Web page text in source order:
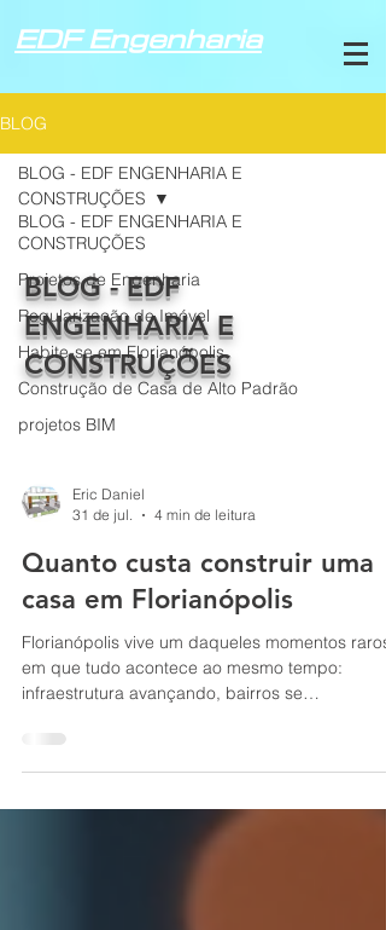
EDF Engenharia
BLOG
BLOG - EDF ENGENHARIA E
CONSTRUÇÕES
Projetos de Engenharia
Regularização de Imóvel
Habite-se em Florianópolis
Construção de Casa de Alto Padrão
projetos BIM
BLOG - EDF ENGENHARIA E
CONSTRUÇÕES
BLOG - EDF
ENGENHARIA E
CONSTRUÇÕES
Eric Daniel
31 de jul.
4 min de leitura
Quanto custa construir uma
casa em Florianópolis
Florianópolis vive um daqueles momentos raros
em que tudo acontece ao mesmo tempo:
infraestrutura avançando, bairros se
imobiliário que não dá trégua — especialmente
quando falamos de casas de alto padrão. Se
pergunta ‘quanto custa?’ é inevitável. A resposta
curta: depende do padrão, do terreno e do